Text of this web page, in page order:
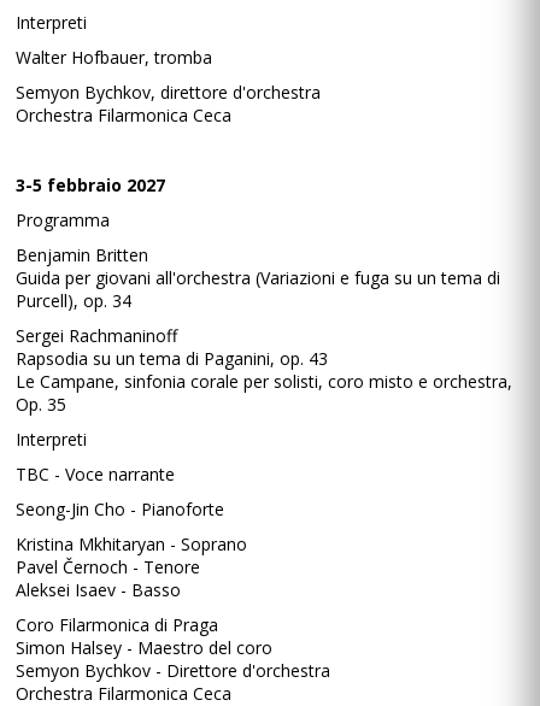
Interpreti
Walter Hofbauer, tromba
Semyon Bychkov, direttore d'orchestra
Orchestra Filarmonica Ceca
3-5 febbraio 2027
Programma
Benjamin Britten
Guida per giovani all'orchestra (Variazioni e fuga su un tema di
Purcell), op. 34
Sergei Rachmaninoff
Rapsodia su un tema di Paganini, op. 43
Le Campane, sinfonia corale per solisti, coro misto e orchestra,
Op. 35
Interpreti
TBC - Voce narrante
Seong-Jin Cho - Pianoforte
Kristina Mkhitaryan - Soprano
Pavel Černoch - Tenore
Aleksei Isaev - Basso
Coro Filarmonica di Praga
Simon Halsey - Maestro del coro
Semyon Bychkov - Direttore d'orchestra
Orchestra Filarmonica Ceca